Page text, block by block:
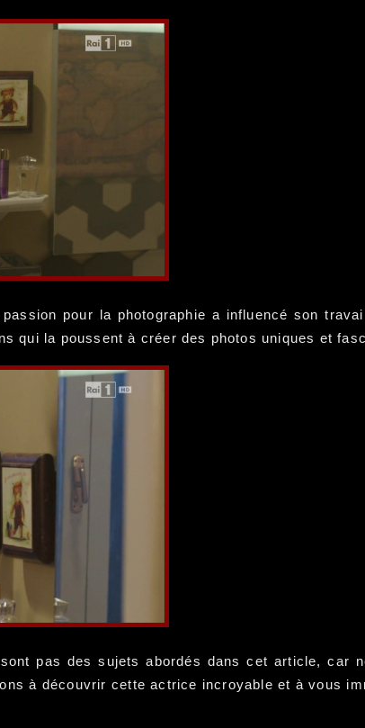
pour la photographie a influencé son
qui la poussent à créer des photos uniques et
pas des sujets abordés dans cet article, car
à découvrir cette actrice incroyable et à vous